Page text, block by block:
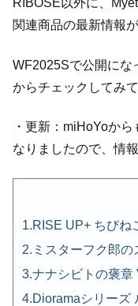
RIBOSE以外に、
関連商品の最新情報が
WF2025Sで公開にな
からチェックしてみて
・更新：miHoYoか
なりましたので、情
RISE UP+ ちびね
ミスターフク郎
ナナシビトの褒章
Dioramaシリーズ